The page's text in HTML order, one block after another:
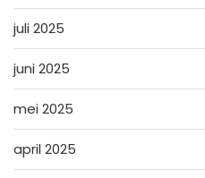
juli 2025
juni 2025
mei 2025
april 2025